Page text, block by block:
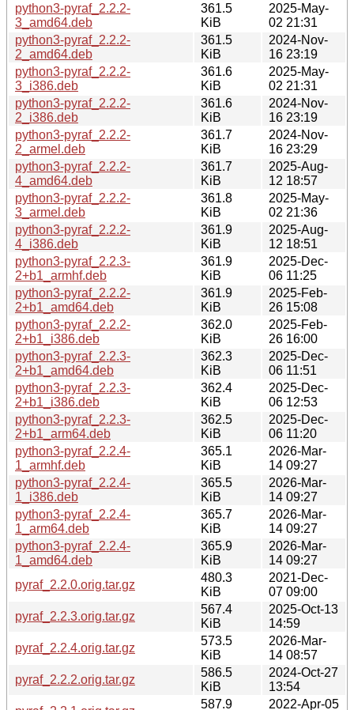
python3-pyraf_2.2.2-
3_amd64.deb
361.5
KiB
2025-May-
02 21:31
python3-pyraf_2.2.2-
2_amd64.deb
361.5
KiB
2024-Nov-
16 23:19
python3-pyraf_2.2.2-
3_i386.deb
361.6
KiB
2025-May-
02 21:31
python3-pyraf_2.2.2-
2_i386.deb
361.6
KiB
2024-Nov-
16 23:19
python3-pyraf_2.2.2-
2_armel.deb
361.7
KiB
2024-Nov-
16 23:29
python3-pyraf_2.2.2-
4_amd64.deb
361.7
KiB
2025-Aug-
12 18:57
python3-pyraf_2.2.2-
3_armel.deb
361.8
KiB
2025-May-
02 21:36
python3-pyraf_2.2.2-
4_i386.deb
361.9
KiB
2025-Aug-
12 18:51
python3-pyraf_2.2.3-
2+b1_armhf.deb
361.9
KiB
2025-Dec-
06 11:25
python3-pyraf_2.2.2-
2+b1_amd64.deb
361.9
KiB
2025-Feb-
26 15:08
python3-pyraf_2.2.2-
2+b1_i386.deb
362.0
KiB
2025-Feb-
26 16:00
python3-pyraf_2.2.3-
2+b1_amd64.deb
362.3
KiB
2025-Dec-
06 11:51
python3-pyraf_2.2.3-
2+b1_i386.deb
362.4
KiB
2025-Dec-
06 12:53
python3-pyraf_2.2.3-
2+b1_arm64.deb
362.5
KiB
2025-Dec-
06 11:20
python3-pyraf_2.2.4-
1_armhf.deb
365.1
KiB
2026-Mar-
14 09:27
python3-pyraf_2.2.4-
1_i386.deb
365.5
KiB
2026-Mar-
14 09:27
python3-pyraf_2.2.4-
1_arm64.deb
365.7
KiB
2026-Mar-
14 09:27
python3-pyraf_2.2.4-
1_amd64.deb
365.9
KiB
2026-Mar-
14 09:27
pyraf_2.2.0.orig.tar.gz
480.3
KiB
2021-Dec-
07 09:00
pyraf_2.2.3.orig.tar.gz
567.4
KiB
2025-Oct-13
14:59
pyraf_2.2.4.orig.tar.gz
573.5
KiB
2026-Mar-
14 08:57
pyraf_2.2.2.orig.tar.gz
586.5
KiB
2024-Oct-27
13:54
587.9 2022-Apr-05